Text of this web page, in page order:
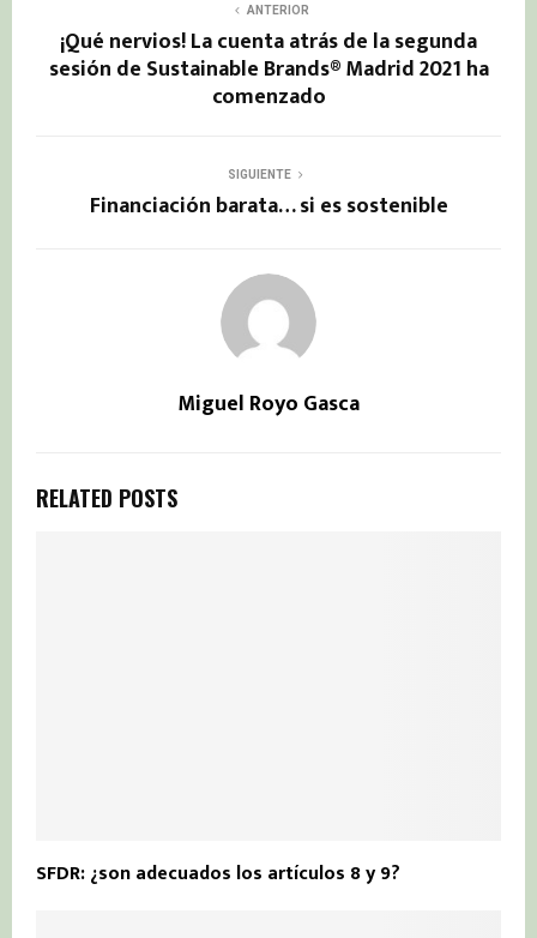
ANTERIOR
¡Qué nervios! La cuenta atrás de la segunda
sesión de Sustainable Brands® Madrid 2021 ha
comenzado
SIGUIENTE
Financiación barata… si es sostenible
Miguel Royo Gasca
RELATED POSTS
SFDR: ¿son adecuados los artículos 8 y 9?